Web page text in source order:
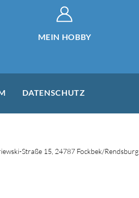
MEIN HOBBY
DATENSCHUTZ
Straße 15, 24787 Fockbek/Rendsburg